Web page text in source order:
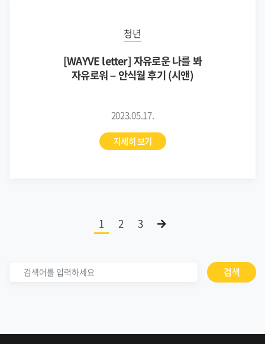
청년
[WAYVE letter] 자유로운 나를 봐
자유로워 – 안식월 후기 (시앤)
2023.05.17.
자세히 보기
1 2 3
검색